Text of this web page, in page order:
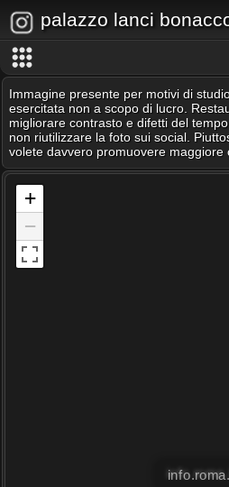
palazzo lanci
Immagine presente per motivi di
esercitata non a scopo di lucro.
migliorare contrasto e difetti del
non riutilizzare la foto sui social.
volete davvero promuovere maggiore
+
−